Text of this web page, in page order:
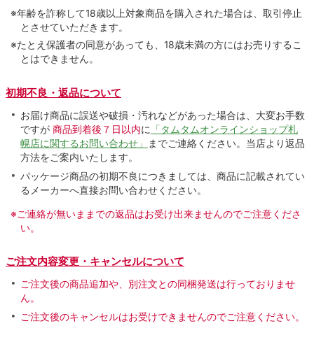
※年齢を詐称して18歳以上対象商品を購入された場合は、取引停止
とさせていただきます。
※たとえ保護者の同意があっても、18歳未満の方にはお売りするこ
とはできません。
初期不良・返品について
お届け商品に誤送や破損・汚れなどがあった場合は、大変お手数
ですが 商品到着後７日以内に 「タムタムオンラインショップ札
幌店に関するお問い合わせ」
までご連絡ください。当店より返品
方法をご案内いたします。
パッケージ商品の初期不良につきましては、商品に記載されてい
るメーカーへ直接お問い合わせください。
※ご連絡が無いままでの返品はお受け出来ませんのでご注意くださ
い。
ご注文内容変更・キャンセルについて
ご注文後の商品追加や、別注文との同梱発送は行っておりませ
ん。
ご注文後のキャンセルはお受けできませんのでご注意ください。